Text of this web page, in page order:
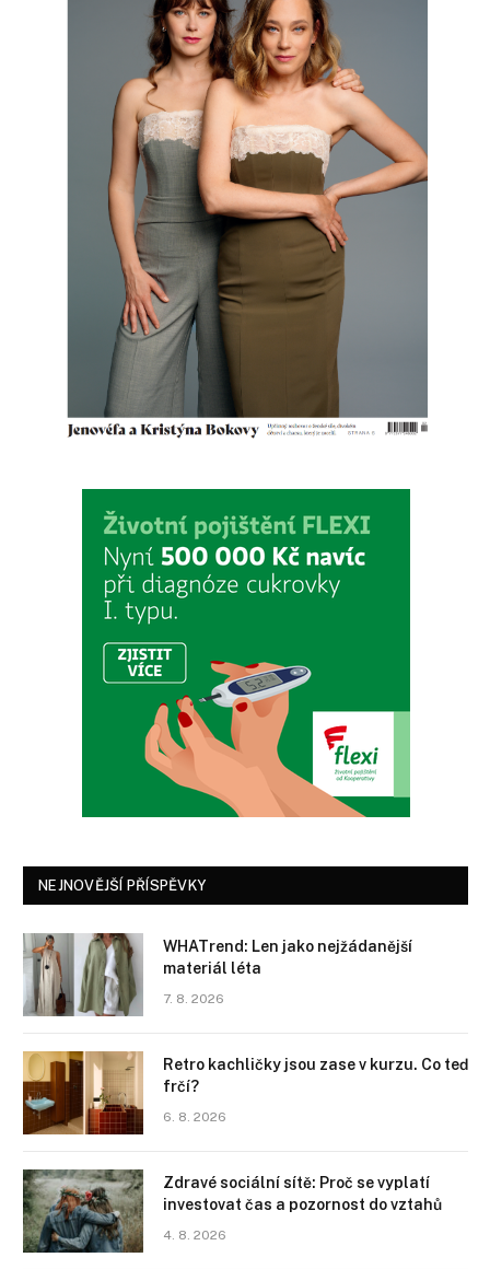
NEJNOVĚJŠÍ PŘÍSPĚVKY
WHATrend: Len jako nejžádanější
materiál léta
7. 8. 2026
Retro kachličky jsou zase v kurzu. Co teď
frčí?
6. 8. 2026
Zdravé sociální sítě: Proč se vyplatí
investovat čas a pozornost do vztahů
4. 8. 2026